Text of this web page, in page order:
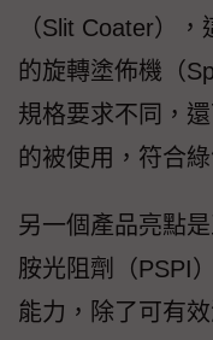
（Slit Coater）
的旋轉塗佈機（
規格要求不同，
的被使用，符合
另一個產品亮點
胺光阻劑（PSPI
能力，除了可有